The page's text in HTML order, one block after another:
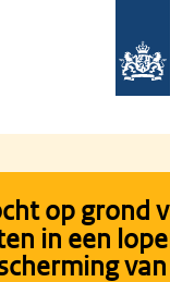
op grond
in een